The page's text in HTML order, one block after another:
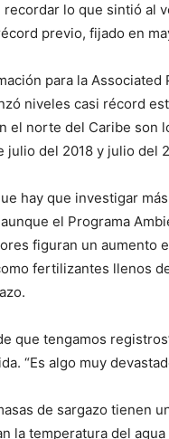
recordar lo que sintió al
previo, fijado en
para la
niveles casi récord
el norte del Caribe son
julio del 2018 y julio del
hay que investigar
el Programa
figuran un aumento
fertilizantes llenos
que tengamos
“Es algo muy
de sargazo tienen
la temperatura del